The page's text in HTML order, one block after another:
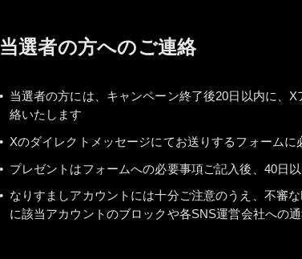
当選者の方へのご連絡
当選者の方には、キャンペーン終了後20日以内に、
絡いたします
Xのダイレクトメッセージにてお送りするフォーム
プレゼントはフォームへの必要事項ご記入後、40日
なりすましアカウントには十分ご注意のうえ、不審
に該当アカウントのブロックや各SNS運営会社への